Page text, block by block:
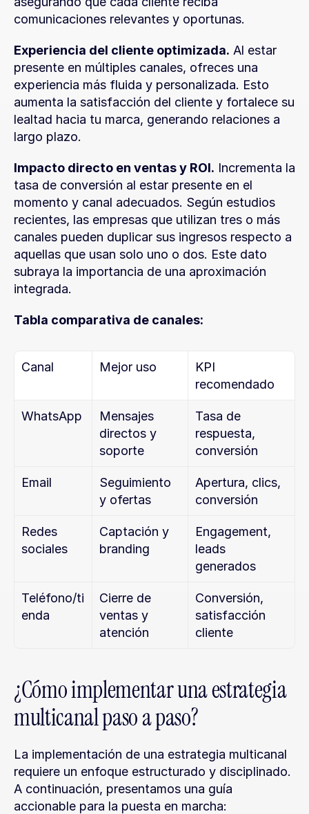
comunicaciones relevantes y oportunas.
Experiencia del cliente optimizada. Al estar
presente en múltiples canales, ofreces una
experiencia más fluida y personalizada. Esto
aumenta la satisfacción del cliente y fortalece su
lealtad hacia tu marca, generando relaciones a
largo plazo.
Impacto directo en ventas y ROI. Incrementa la
tasa de conversión al estar presente en el
momento y canal adecuados. Según estudios
recientes, las empresas que utilizan tres o más
canales pueden duplicar sus ingresos respecto a
aquellas que usan solo uno o dos. Este dato
subraya la importancia de una aproximación
integrada.
Tabla comparativa de canales:
Canal Mejor uso
KPI
recomendado
WhatsApp
Mensajes
directos y
soporte
Tasa de
respuesta,
conversión
Email
Seguimiento
y ofertas
Apertura, clics,
conversión
Redes
sociales
Captación y
branding
Engagement,
leads
generados
Teléfono/ti
enda
Cierre de
ventas y
atención
Conversión,
satisfacción
cliente
¿Cómo implementar una estrategia
multicanal paso a paso?
La implementación de una estrategia multicanal
requiere un enfoque estructurado y disciplinado.
A continuación, presentamos una guía
accionable para la puesta en marcha: